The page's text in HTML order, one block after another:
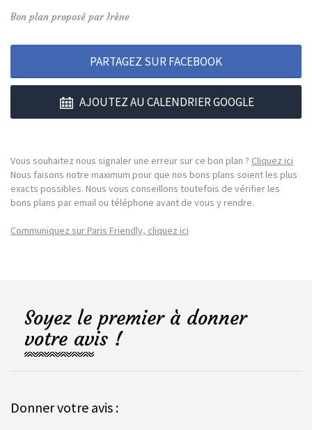
Bon plan proposé par Irène
PARTAGEZ SUR FACEBOOK
AJOUTEZ AU CALENDRIER GOOGLE
Vous souhaitez nous signaler une erreur sur ce bon plan ? Cliquez ici
Nous faisons notre maximum pour que nos bons plans soient les plus
exacts possibles. Nous vous conseillons toutefois de vérifier les
bons plans par email ou téléphone avant de vous y rendre.
Communiquez sur Paris Friendly, cliquez ici
Soyez le premier à donner
votre avis !
Donner votre avis :